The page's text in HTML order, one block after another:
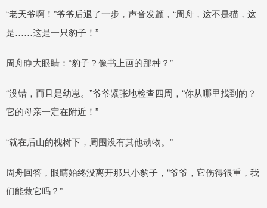
“老天爷啊！”爷爷后退了一步，声音发颤，“周舟，这不是猫，这
是……这是一只豹子！”
周舟睁大眼睛：“豹子？像书上画的那种？”
“没错，而且是幼崽。”爷爷紧张地检查四周，“你从哪里找到的？
它的母亲一定在附近！”
“就在后山的槐树下，周围没有其他动物。”
周舟回答，眼睛始终没离开那只小豹子，“爷爷，它伤得很重，我
们能救它吗？”